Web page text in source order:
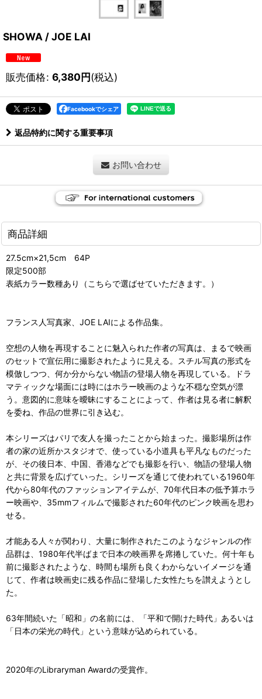
SHOWA / JOE LAI
販売価格: 6,380円(税込)
Facebookでシェア
返品特約に関する重要事項
お問い合わせ
商品詳細
27.5cm×21,5cm 64P
限定500部
表紙カラー数種あり（こちらで選ばせていただきます。）
フランス人写真家、JOE LAIによる作品集。
空想の人物を再現することに魅入られた作者の写真は、まるで映画
のセットで宣伝用に撮影されたように見える。スチル写真の形式を
模倣しつつ、何か分からない物語の登場人物を再現している。ドラ
マティックな場面には時にはホラー映画のような不穏な空気が漂
う。意図的に意味を曖昧にすることによって、作者は見る者に解釈
を委ね、作品の世界に引き込む。
本シリーズはパリで友人を撮ったことから始まった。撮影場所は作
者の家の近所かスタジオで、使っている小道具も平凡なものだった
が、その後日本、中国、香港などでも撮影を行い、物語の登場人物
と共に背景を広げていった。シリーズを通じて使われている1960年
代から80年代のファッションアイテムが、70年代日本の低予算ホラ
ー映画や、35mmフィルムで撮影された60年代のピンク映画を思わ
せる。
才能ある人々が関わり、大量に制作されたこのようなジャンルの作
品群は、1980年代半ばまで日本の映画界を席捲していた。何十年も
前に撮影されたような、時間も場所も良くわからないイメージを通
じて、作者は映画史に残る作品に登場した女性たちを讃えようとし
た。
63年間続いた「昭和」の名前には、「平和で開けた時代」あるいは
「日本の栄光の時代」という意味が込められている。
2020年のLibraryman Awardの受賞作。